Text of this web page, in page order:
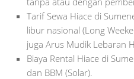
Tarif Sewa Hiace di
libur nasional (Long
juga Arus Mudik Lebaran
Biaya Rental Hiace di
dan BBM (Solar).